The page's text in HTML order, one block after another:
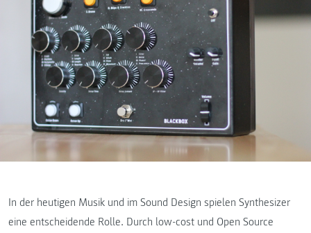
In der heutigen Musik und im Sound Design spielen Synthesizer
eine entscheidende Rolle. Durch low-cost und Open Source